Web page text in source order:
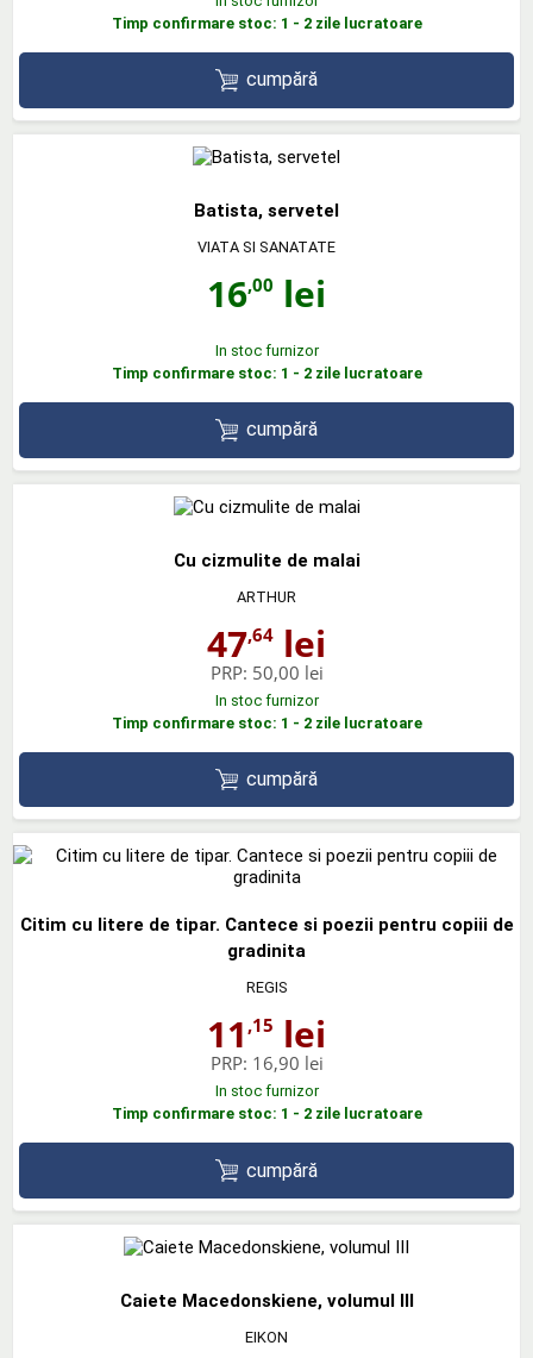
Timp confirmare stoc: 1 - 2 zile lucratoare
cumpără
Batista, servetel
VIATA SI SANATATE
16,00 lei
In stoc furnizor
Timp confirmare stoc: 1 - 2 zile lucratoare
cumpără
Cu cizmulite de malai
ARTHUR
47,64 lei
PRP: 50,00 lei
In stoc furnizor
Timp confirmare stoc: 1 - 2 zile lucratoare
cumpără
Citim cu litere de tipar. Cantece si poezii pentru copiii de
gradinita
REGIS
11 ,15 lei
PRP: 16,90 lei
In stoc furnizor
Timp confirmare stoc: 1 - 2 zile lucratoare
cumpără
Caiete Macedonskiene, volumul III
EIKON